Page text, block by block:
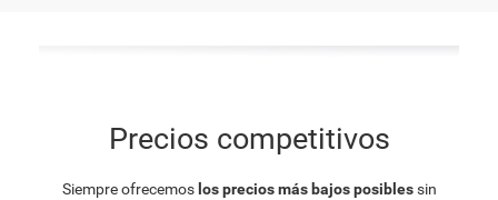
Precios competitivos
Siempre ofrecemoslos precios más bajos posiblessin